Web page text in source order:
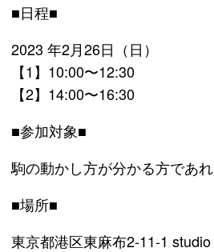
■日程■
2023 年2月26日（日）
【1】10:00〜12:30
【2】14:00〜16:30
■参加対象■
駒の動かし方が分かる方であ
■場所■
東京都港区東麻布2-11-1